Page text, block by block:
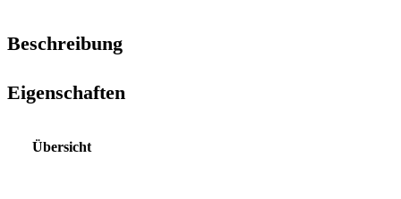
Beschreibung
Eigenschaften
Übersicht